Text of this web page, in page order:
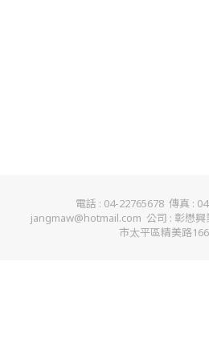
電話 : 04-22765678 傳真 :
jangmaw@hotmail.com 公司 : 彰懋興
市太平區精美路